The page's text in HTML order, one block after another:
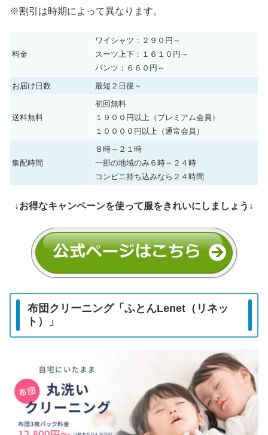
※割引は時期によって異なります。
料金
ワイシャツ：２９０円～
スーツ上下：１６１０円～
パンツ：６６０円～
お届け日数
最短２日後～
送料無料
初回無料
１９００円以上（プレミアム会員）
１００００円以上（通常会員）
集配時間
８時～２１時
一部の地域のみ６時～２４時
コンビニ持ち込みなら２４時間
↓お得なキャンペーンを使って服をきれいにしましょう↓
布団クリーニング「ふとんLenet（リネッ
ト）」